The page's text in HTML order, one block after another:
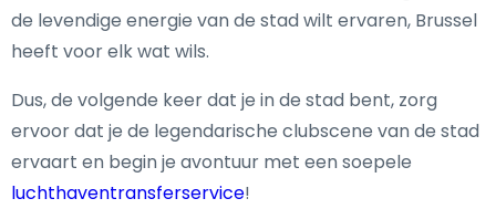
de levendige energie van de stad wilt ervaren, Brussel
heeft voor elk wat wils.
Dus, de volgende keer dat je in de stad bent, zorg
ervoor dat je de legendarische clubscene van de stad
ervaart en begin je avontuur met een soepele
luchthaventransferservice!